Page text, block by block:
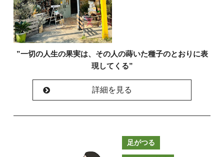
”一切の人生の果実は、その人の蒔いた種子のとおりに表
現してくる”
詳細を見る
足がつる